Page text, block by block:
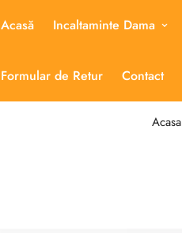
Acasă Incaltaminte Dama
Formular de Retur Contact
Acasa